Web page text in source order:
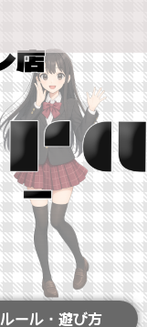
ルール・遊び方